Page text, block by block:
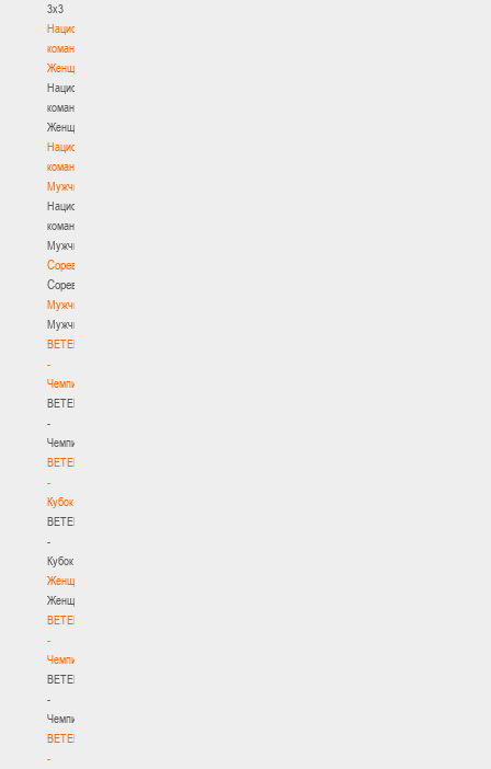
3х3
Национальная
команда.
Женщины
Национальная
команда.
Женщины
Национальная
команда.
Мужчины
Национальная
команда.
Мужчины
Соревнования
Соревнования
Мужчины
Мужчины
BETERA
-
Чемпионат
BETERA
-
Чемпионат
BETERA
-
Кубок
BETERA
-
Кубок
Женщины
Женщины
BETERA
-
Чемпионат
BETERA
-
Чемпионат
BETERA
-